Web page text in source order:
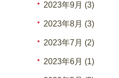
2023年9月 (3)
2023年8月 (3)
2023年7月 (2)
2023年6月 (1)